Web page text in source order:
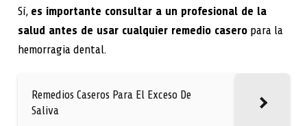
Sí, es importante consultar a un profesional de la
salud antes de usar cualquier remedio caseropara la
hemorragia dental.
Remedios Caseros Para El Exceso De
Saliva